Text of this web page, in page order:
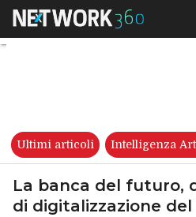
La
Ultimi articoli Intelligenza
La banca del futuro,
di digitalizzazione